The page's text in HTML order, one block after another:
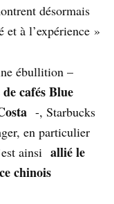
désormais
à l’expérience »
ébullition –
cafés Blue
-, Starbucks
en particulier
ainsi allié le
chinois